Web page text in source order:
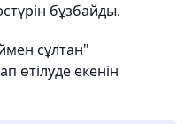
бұзбайды.
сұлтан"
өтілуде екенін